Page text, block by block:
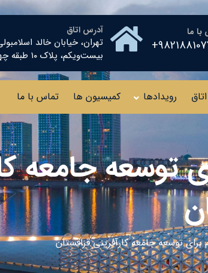
ما آدرس اتاق
تهران، خیابان خالد
بیست‌ویکم، پلاک ۱۰ طبقه چهارم
رویدادها کمیسیون ها تماس با ما
توسعه جامعه
توسعه جامعه کارآفرینی قزاقستان